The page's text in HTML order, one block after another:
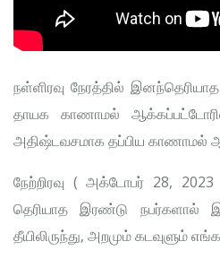
நள்ளிரவு நேரத்தில்
தாயக காணாமல்
அதிஷ்டவசமாக தப்பிய காணாமல்
நேற்றிரவு ( அக்டோபர் 28,
தெரியாத இரண்டு நபர்களால்
தீயிலிருந்து, அறமும் கடவுளும்